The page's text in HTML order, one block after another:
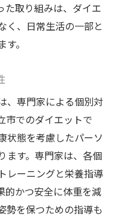
た取り組みは、ダイエ
く、日常生活の一部と
。
、専門家による個別対
市でのダイエットで
状態を考慮したパーソ
ます。専門家は、各個
レーニングと栄養指導
的かつ安全に体重を減
勢を保つための指導も